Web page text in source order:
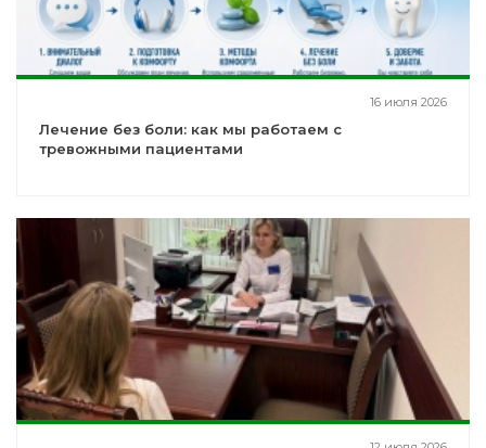
16 июля 2026
Лечение без боли: как мы работаем с
тревожными пациентами